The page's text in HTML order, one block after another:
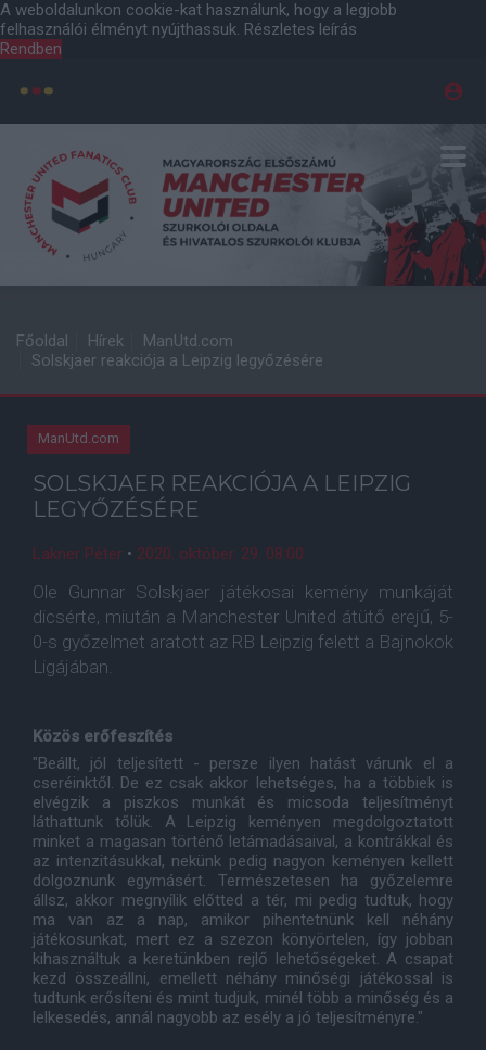
A weboldalunkon cookie-kat használunk, hogy a legjobb
felhasználói élményt nyújthassuk. Részletes leírás
Rendben
Főoldal Hírek
ManUtd.com
Solskjaer reakciója a Leipzig legyőzésére
ManUtd.com
SOLSKJAER REAKCIÓJA A LEIPZIG
LEGYŐZÉSÉRE
Lakner Péter • 2020. október. 29. 08:00
Ole Gunnar Solskjaer játékosai kemény munkáját
dicsérte, miután a Manchester United átütő erejű, 5-
0-s győzelmet aratott az RB Leipzig felett a Bajnokok
Ligájában.
Közös erőfeszítés
"Beállt, jól teljesített - persze ilyen hatást várunk el a
cseréinktől. De ez csak akkor lehetséges, ha a többiek is
elvégzik a piszkos munkát és micsoda teljesítményt
láthattunk tőlük. A Leipzig keményen megdolgoztatott
minket a magasan történő letámadásaival, a kontrákkal és
az intenzitásukkal, nekünk pedig nagyon keményen kellett
dolgoznunk egymásért. Természetesen ha győzelemre
állsz, akkor megnyílik előtted a tér, mi pedig tudtuk, hogy
ma van az a nap, amikor pihentetnünk kell néhány
játékosunkat, mert ez a szezon könyörtelen, így jobban
kihasználtuk a keretünkben rejlő lehetőségeket. A csapat
kezd összeállni, emellett néhány minőségi játékossal is
tudtunk erősíteni és mint tudjuk, minél több a minőség és a
lelkesedés, annál nagyobb az esély a jó teljesítményre."